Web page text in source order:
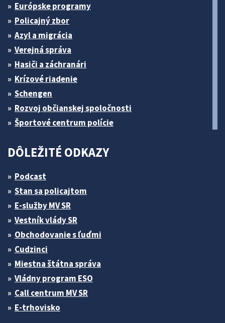
Európske programy
Policajný zbor
Azyl a migrácia
Verejná správa
Hasiči a záchranári
Krízové riadenie
Schengen
Rozvoj občianskej spoločnosti
Športové centrum polície
DÔLEŽITÉ ODKAZY
Podcast
Stan sa policajtom
E-služby MV SR
Vestník vlády SR
Obchodovanie s ľuďmi
Cudzinci
Miestna štátna správa
Vládny program ESO
Call centrum MV SR
E-trhovisko